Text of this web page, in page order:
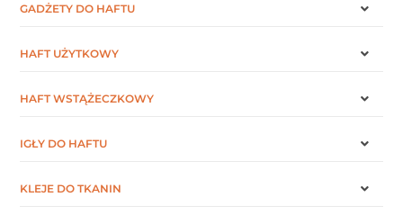
GADŻETY DO HAFTU
HAFT UŻYTKOWY
HAFT WSTĄŻECZKOWY
IGŁY DO HAFTU
KLEJE DO TKANIN